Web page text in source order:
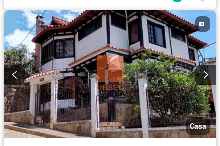
Casa